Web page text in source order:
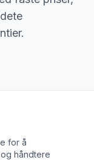
for å
håndtere